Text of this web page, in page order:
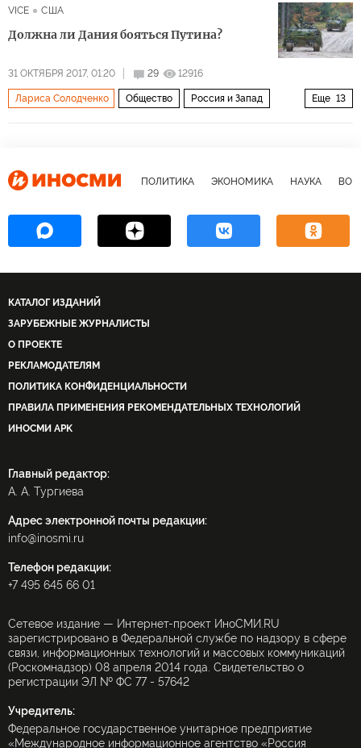
VICE США
Должна ли Дания бояться Путина?
31 ОКТЯБРЯ 2017, 01:20 29 12916
Еще 13
Лариса Солодченко Общество Россия и Запад
русские фейковые новости интернет-тролли
ПОЛИТИКА ЭКОНОМИКА НАУКА
КАТАЛОГ ИЗДАНИЙ
ЗАРУБЕЖНЫЕ ЖУРНАЛИСТЫ
О ПРОЕКТЕ
РЕКЛАМОДАТЕЛЯМ
ПОЛИТИКА КОНФИДЕНЦИАЛЬНОСТИ
ПРАВИЛА ПРИМЕНЕНИЯ РЕКОМЕНДАТЕЛЬНЫХ ТЕХНОЛОГИЙ
ИНОСМИ APK
Главный редактор:
А. А. Тургиева
Адрес электронной почты редакции:
info@inosmi.ru
Телефон редакции:
+7 495 645 66 01
Сетевое издание — Интернет-проект ИноСМИ.RU
зарегистрировано в Федеральной службе по надзору в сфере
связи, информационных технологий и массовых коммуникаций
(Роскомнадзор) 08 апреля 2014 года. Свидетельство о
регистрации ЭЛ № ФС 77 - 57642
Учредитель:
Федеральное государственное унитарное предприятие
«Международное информационное агентство «Россия